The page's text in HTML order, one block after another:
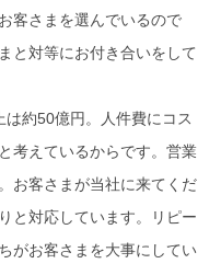
客さまを選んでいるので
と対等にお付き合いをして
約50億円。人件費にコス
考えているからです。営業
お客さまが当社に来てくだ
と対応しています。リピー
がお客さまを大事にしてい